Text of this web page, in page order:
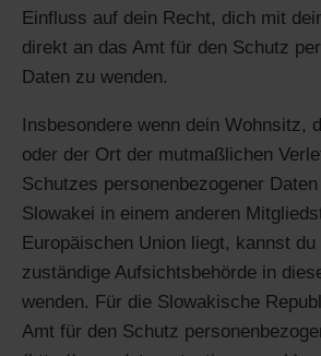
Einfluss auf dein Recht, dich mit
direkt an das Amt für den Schutz
Daten zu wenden.
Insbesondere wenn dein Wohnsitz,
oder der Ort der mutmaßlichen
Schutzes personenbezogener
Slowakei in einem anderen
Europäischen Union liegt, kannst
zuständige Aufsichtsbehörde in
wenden. Für die Slowakische
Amt für den Schutz